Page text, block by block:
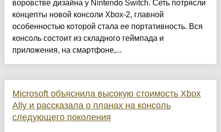
воровстве дизайна у Nintendo Switch. Сеть потрясли
концепты новой консоли Xbox-2, главной
особенностью которой стала ее портативность. Вся
консоль состоит из складного геймпада и
приложения, на смартфоне,...
Microsoft объяснила высокую стоимость Xbox
Ally и рассказала о планах на консоль
следующего поколения